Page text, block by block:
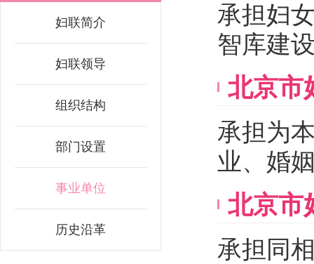
妇联简介
妇联领导
组织结构
部门设置
事业单位
历史沿革
承担妇
智库建
北京市
承担为
业、婚
北京市
承担同